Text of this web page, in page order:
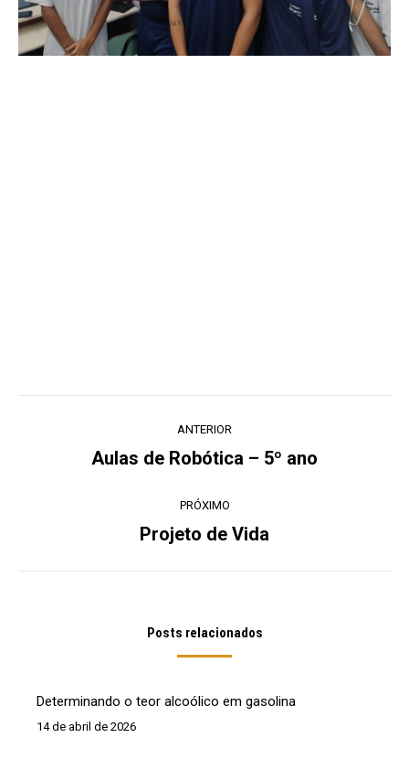
ANTERIOR
Post
Aulas de Robótica – 5º ano
PRÓXIMO
Próximo
Projeto de Vida
Posts relacionados
Determinando o teor alcoólico em gasolina
14 de abril de 2026